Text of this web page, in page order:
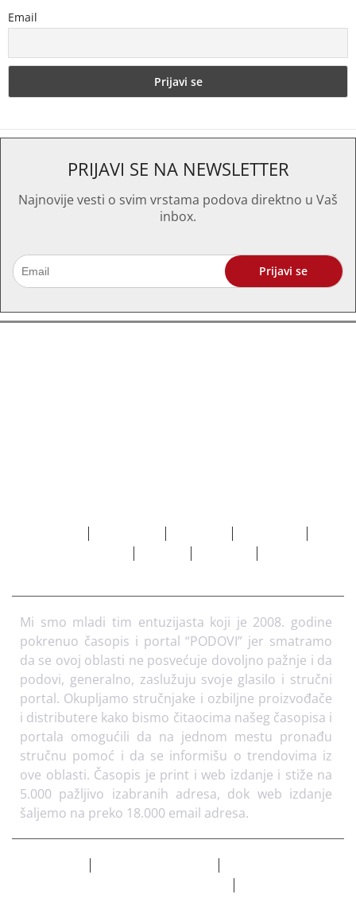
Email
PRIJAVI SE NA NEWSLETTER
Najnovije vesti o svim vrstama podova direktno u Vaš
inbox.
Početna Marketing Adresar Pretplata
O
nama
Arhiva Kontakt
Mi smo mladi tim entuzijasta koji je 2008. godine
pokrenuo časopis i portal “PODOVI” jer smatramo
da se ovoj oblasti ne posvećuje dovoljno pažnje i da
podovi, generalno, zaslužuju svoje glasilo i stručni
portal. Okupljamo stručnjake i ozbiljne proizvođače
i distributere kako bismo čitaocima našeg časopisa i
portala omogućili da na jednom mestu pronađu
stručnu pomoć i da se informišu o trendovima iz
ove oblasti. Časopis je print i web izdanje i stiže na